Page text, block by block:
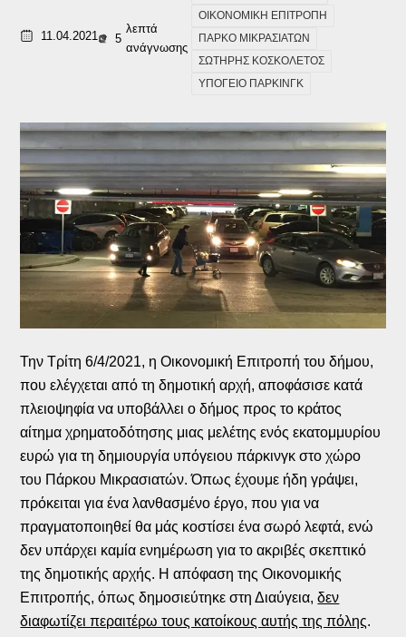
11.04.2021 5
λεπτά
ανάγνωσης
ΟΙΚΟΝΟΜΙΚΗ ΕΠΙΤΡΟΠΗ
ΠΑΡΚΟ ΜΙΚΡΑΣΙΑΤΩΝ
ΣΩΤΗΡΗΣ ΚΟΣΚΟΛΕΤΟΣ
ΥΠΟΓΕΙΟ ΠΑΡΚΙΝΓΚ
Την Τρίτη 6/4/2021, η Οικονομική Επιτροπή του δήμου,
που ελέγχεται από τη δημοτική αρχή, αποφάσισε κατά
πλειοψηφία να υποβάλλει ο δήμος προς το κράτος
αίτημα χρηματοδότησης μιας μελέτης ενός εκατομμυρίου
ευρώ για τη δημιουργία υπόγειου πάρκινγκ στο χώρο
του Πάρκου Μικρασιατών. Όπως έχουμε ήδη γράψει,
πρόκειται για ένα λανθασμένο έργο, που για να
πραγματοποιηθεί θα μάς κοστίσει ένα σωρό λεφτά, ενώ
δεν υπάρχει καμία ενημέρωση για το ακριβές σκεπτικό
της δημοτικής αρχής. Η απόφαση της Οικονομικής
Επιτροπής, όπως δημοσιεύτηκε στη Διαύγεια,δεν
διαφωτίζει περαιτέρω τους κατοίκους αυτής της πόλης.